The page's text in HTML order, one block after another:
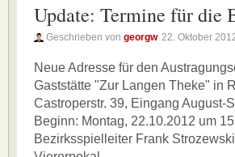
Update: Termine für die
Geschrieben von georgw 22. Oktober
Neue Adresse für den
Gaststätte "Zur Langen Theke" in
Castroperstr. 39, Eingang August-
Beginn: Montag, 22.10.2012 um
Bezirksspielleiter Frank